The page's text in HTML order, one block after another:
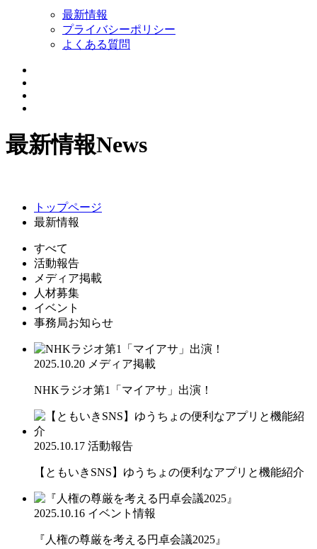
最新情報
プライバシーポリシー
よくある質問
最新情報News
トップページ
最新情報
すべて
活動報告
メディア掲載
人材募集
イベント
事務局お知らせ
2025.10.20 メディア掲載
NHKラジオ第1「マイアサ」出演！
2025.10.17 活動報告
【ともいきSNS】ゆうちょの便利なアプリと機能紹介
2025.10.16 イベント情報
『人権の尊厳を考える円卓会議2025』